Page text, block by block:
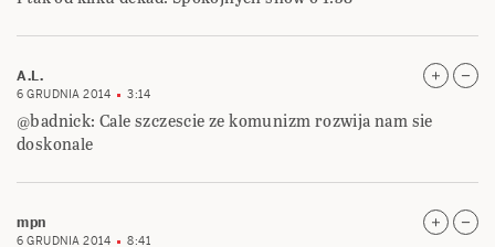
A.L.
6 GRUDNIA 2014 3:14
@badnick: Cale szczescie ze komunizm rozwija nam sie
doskonale
mpn
6 GRUDNIA 2014 8:41